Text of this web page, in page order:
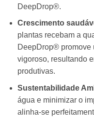
DeepDrop®.
Crescimento
plantas recebam a
DeepDrop® promove
vigoroso, resultando
produtivas.
Sustentabilidade
água e minimizar o
alinha-se